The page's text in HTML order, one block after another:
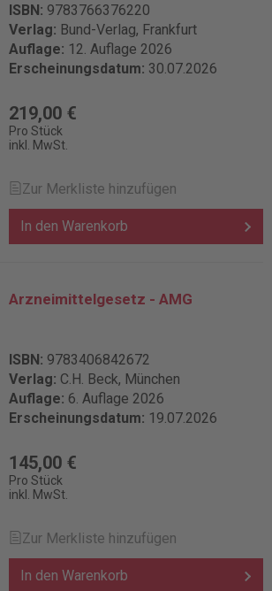
ISBN: 9783766376220
Verlag: Bund-Verlag, Frankfurt
Auflage: 12. Auflage 2026
Erscheinungsdatum: 30.07.2026
219,00 €
Pro Stück
inkl. MwSt.
Zur Merkliste hinzufügen
In den Warenkorb
Arzneimittelgesetz - AMG
ISBN: 9783406842672
Verlag: C.H. Beck, München
Auflage: 6. Auflage 2026
Erscheinungsdatum: 19.07.2026
145,00 €
Pro Stück
inkl. MwSt.
Zur Merkliste hinzufügen
In den Warenkorb